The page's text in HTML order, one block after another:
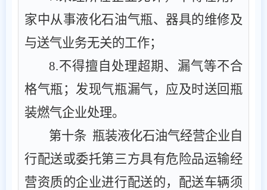
家中从事液化石油气瓶、器具的维修及
与送气业务无关的工作；
8.不得擅自处理超期、漏气等不合
格气瓶； 发现气瓶漏气，应及时送回瓶
装燃气企业处理。
第十条 瓶装液化石油气经营企业自
行配送或委托第三方具有危险品运输经
营资质的企业进行配送的，配送车辆须